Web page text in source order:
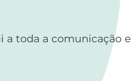
a toda a comunicação e